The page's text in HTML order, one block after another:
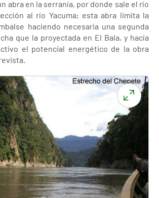
abra en la serranía, por donde sale el río
al río Yacuma; esta abra limita la
haciendo necesaria una segunda
que la proyectada en El Bala, y hacía
el potencial energético de la obra